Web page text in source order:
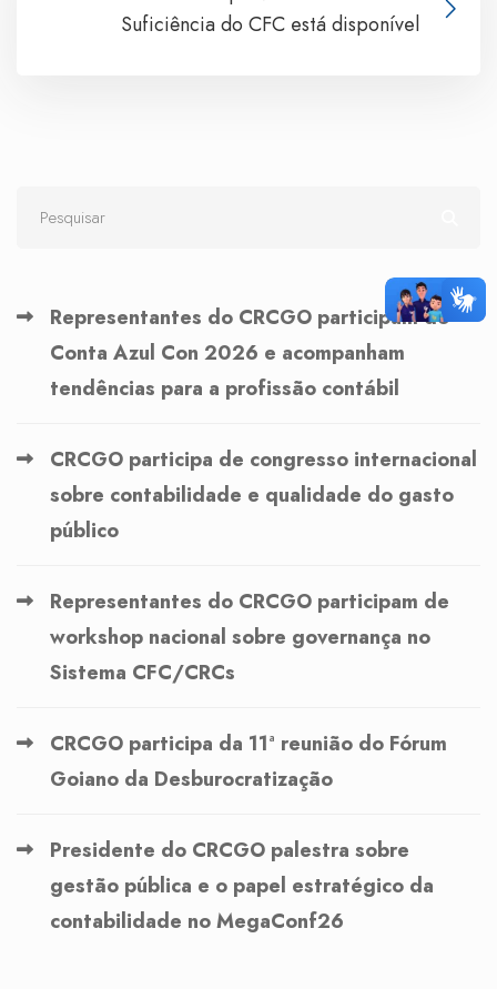
Suficiência do CFC está disponível
Representantes do CRCGO participam do
Conta Azul Con 2026 e acompanham
tendências para a profissão contábil
CRCGO participa de congresso internacional
sobre contabilidade e qualidade do gasto
público
Representantes do CRCGO participam de
workshop nacional sobre governança no
Sistema CFC/CRCs
CRCGO participa da 11ª reunião do Fórum
Goiano da Desburocratização
Presidente do CRCGO palestra sobre
gestão pública e o papel estratégico da
contabilidade no MegaConf26